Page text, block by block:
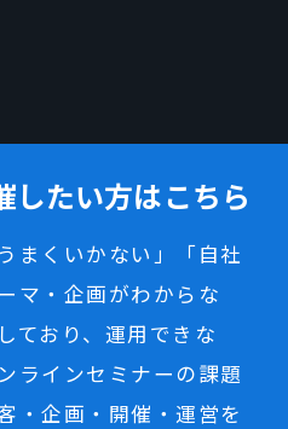
したい方はこちら
まくいかない」「自社
マ・企画がわからな
ており、運用できな
ラインセミナーの課題
・企画・開催・運営を